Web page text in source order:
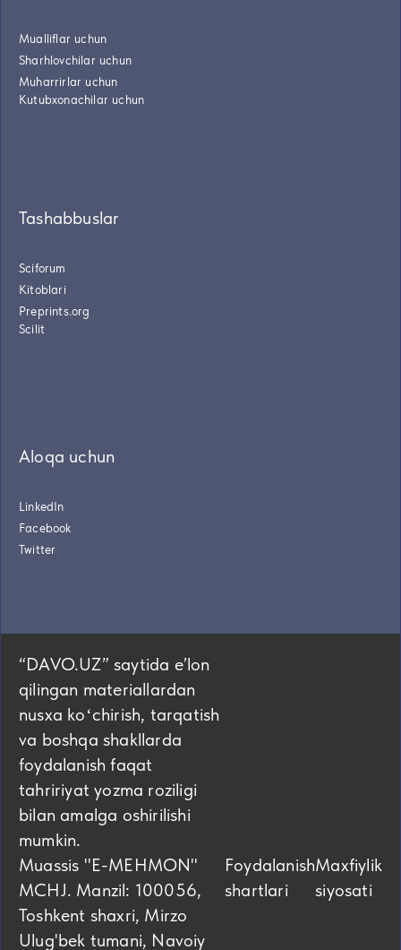
Mualliflar uchun
Sharhlovchilar uchun
Muharrirlar uchun
Kutubxonachilar uchun
Tashabbuslar
Sciforum
Kitoblari
Preprints.org
Scilit
Aloqa uchun
LinkedIn
Facebook
Twitter
“DAVO.UZ” saytida eʼlon
qilingan materiallardan
nusxa koʻchirish, tarqatish
va boshqa shakllarda
foydalanish faqat
tahririyat yozma roziligi
bilan amalga oshirilishi
mumkin.
Muassis "E-MEHMON"
MCHJ. Manzil: 100056,
Toshkent shaxri, Mirzo
Ulug'bek tumani, Navoiy
Foydalanish
shartlari
Maxfiylik
siyosati